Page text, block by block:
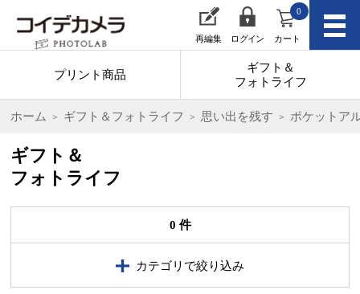
再編集 ログイン カート
0
プリント商品
ギフト＆
フォトライフ
ホーム ギフト＆フォトライフ 思い出を残す ポケットア
ギフト＆
フォトライフ
0 件
カテゴリで絞り込み